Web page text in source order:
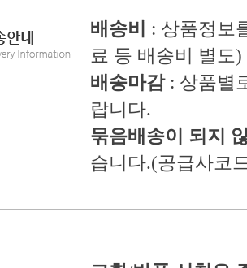
배송비
: 상품정보
료 등 배송비 별도)
배송마감: 상품별
랍니다.
묶음배송이 되지
습니다.(공급사코